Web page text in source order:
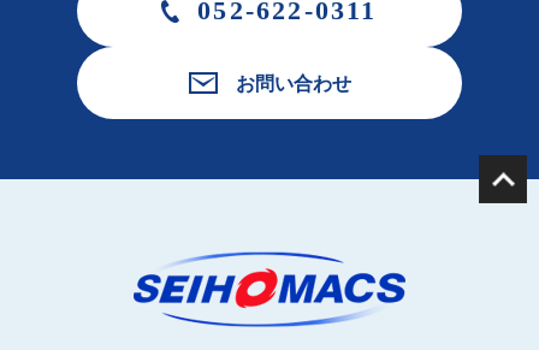
052-622-0311
お問い合わせ